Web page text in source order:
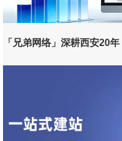
「兄弟网络」深耕西安20
造“赚钱的数字资产”